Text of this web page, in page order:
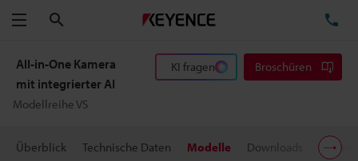
Menü
All-in-One Kamera
mit integrierter AI
Modellreihe VS
KI fragen Broschüren
Überblick Technische Daten Modelle Downloads